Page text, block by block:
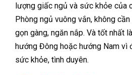
lượng giấc ngủ và sức khỏe của
Phòng ngủ vuông vắn, không
gọn gàng, ngăn nắp. Và tốt nhất
hướng Đông hoặc hướng Nam vì
sức khỏe, tình duyên.